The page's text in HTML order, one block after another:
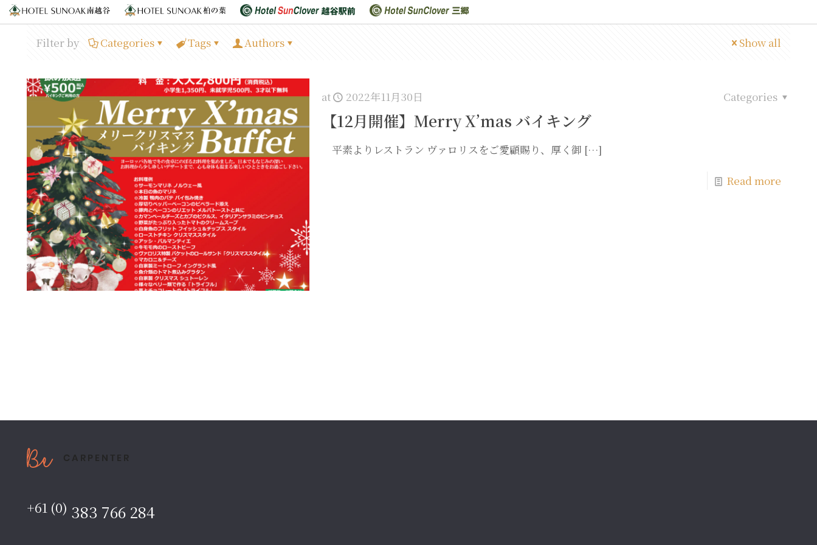
Filter by Categories Tags Authors Show all
at 2022年11月30日 Categories
【12月開催】Merry X’mas バイキング
平素よりレストラン ヴァロリスをご愛顧賜り、厚く御 […]
Read more
+61 (0) 383 766 284